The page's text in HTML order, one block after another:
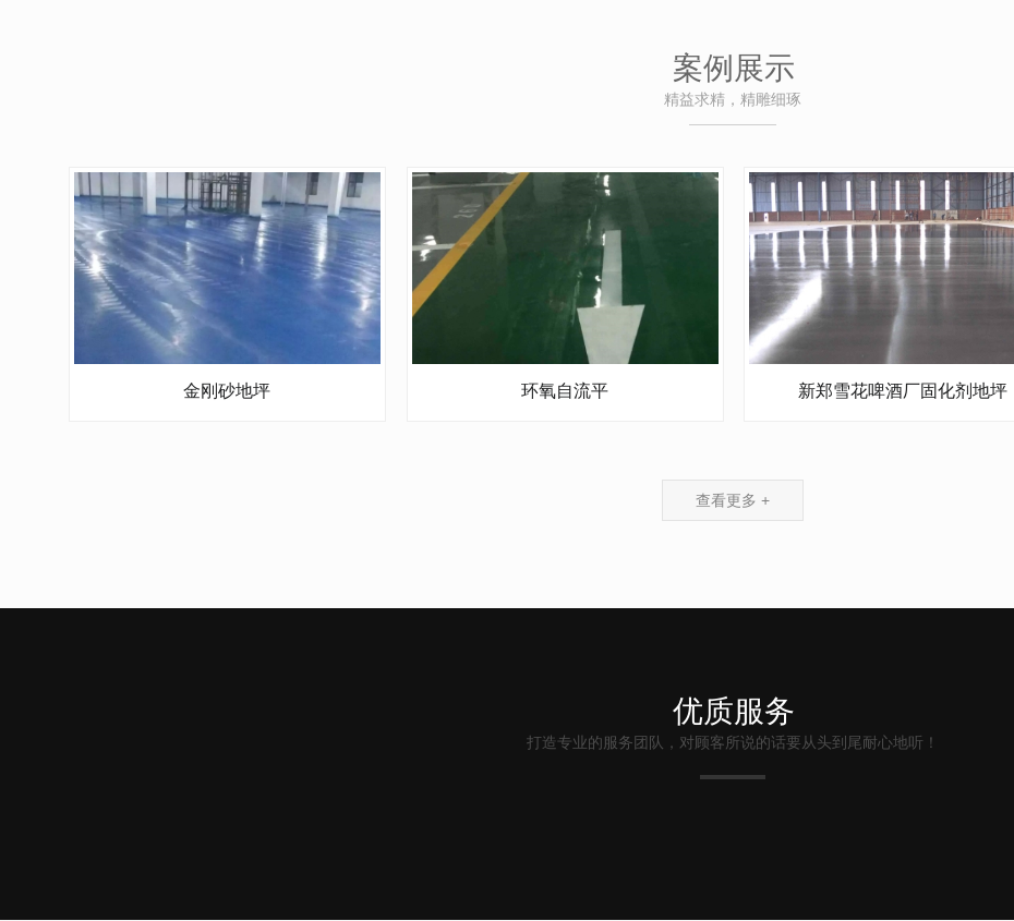
案例展示
精益求精，精雕细琢
金刚砂地坪 环氧自流平 新郑雪花啤酒厂固化剂地坪
查看更多 +
优质服务
打造专业的服务团队，对顾客所说的话要从头到尾耐心地听！